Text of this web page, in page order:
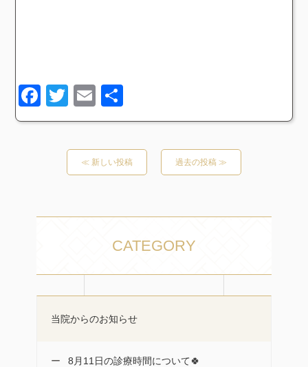
Facebook
TwitterEmail
有
≪ 新しい投稿 過去の投稿 ≫
CATEGORY
当院からのお知らせ
8月11日の診療時間について🍀